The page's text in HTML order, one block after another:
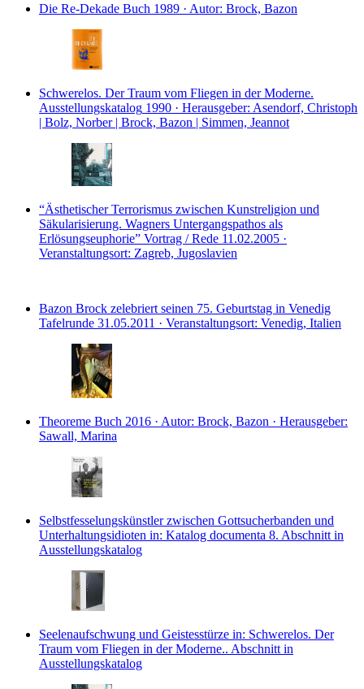
Die Re-Dekade Buch 1989 · Autor: Brock, Bazon
Schwerelos. Der Traum vom Fliegen in der Moderne.
Ausstellungskatalog 1990 · Herausgeber: Asendorf, Christoph
| Bolz, Norber | Brock, Bazon | Simmen, Jeannot
“Ästhetischer Terrorismus zwischen Kunstreligion und
Säkularisierung. Wagners Untergangspathos als
Erlösungseuphorie” Vortrag / Rede 11.02.2005 ·
Veranstaltungsort: Zagreb, Jugoslavien
Bazon Brock zelebriert seinen 75. Geburtstag in Venedig
Tafelrunde 31.05.2011 · Veranstaltungsort: Venedig, Italien
Theoreme Buch 2016 · Autor: Brock, Bazon · Herausgeber:
Sawall, Marina
Selbstfesselungskünstler zwischen Gottsucherbanden und
Unterhaltungsidioten in: Katalog documenta 8. Abschnitt in
Ausstellungskatalog
Seelenaufschwung und Geistesstürze in: Schwerelos. Der
Traum vom Fliegen in der Moderne.. Abschnitt in
Ausstellungskatalog